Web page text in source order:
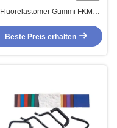
Fluorelastomer Gummi FKM
Grade für intelligente tragbare
Beste Preis erhalten